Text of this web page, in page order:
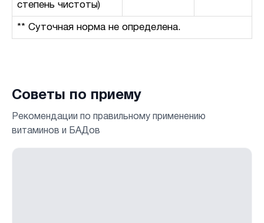
степень чистоты)
** Суточная норма не определена.
Советы по приему
Рекомендации по правильному применению
витаминов и БАДов